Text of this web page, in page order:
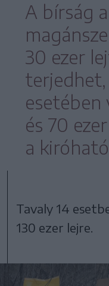
A bírság a
30 ezer
terjedhet,
esetében
és 70
a
Tavaly 14
130 ezer lejre.